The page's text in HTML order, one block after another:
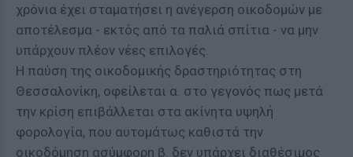
χρόνια έχει σταματήσει η ανέγερση οικοδομών με
αποτέλεσμα - εκτός από τα παλιά σπίτια - να μην
υπάρχουν πλέον νέες επιλογές.
Η παύση της οικοδομικής δραστηριότητας στη
Θεσσαλονίκη, οφείλεται α. στο γεγονός πως μετά
την κρίση επιβάλλεται στα ακίνητα υψηλή
φορολογία, που αυτομάτως καθιστά την
οικοδόμηση ασύμφορη β. δεν υπάρχει διαθέσιμος